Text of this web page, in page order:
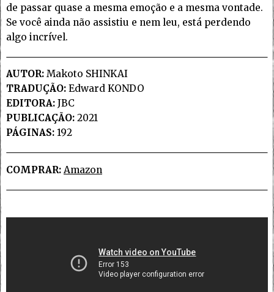
de passar quase a mesma emoção e a mesma vontade.
Se você ainda não assistiu e nem leu, está perdendo
algo incrível.
AUTOR: Makoto SHINKAI
TRADUÇÃO: Edward KONDO
EDITORA: JBC
PUBLICAÇÃO: 2021
PÁGINAS: 192
COMPRAR: Amazon